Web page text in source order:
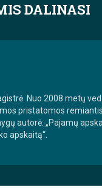
DALINASI
Nuo 2008 metų
pristatomos
autorė: „Pajamų
apskaitą“.